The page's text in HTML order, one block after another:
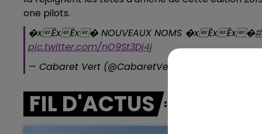
15h00 - 19h00
LE CLUB CHAMPAGNE FM
one pilots.
�xÈxÈx� NOUVEAUX NOMS �xÈxÈx�
pic.twitter.com/nO9St3Dj4j
— Cabaret Vert (@CabaretVert)
FIL D'ACTUS